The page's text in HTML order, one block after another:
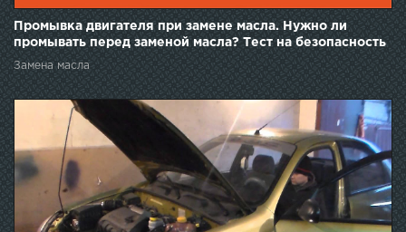
Промывка двигателя при замене масла. Нужно ли
промывать перед заменой масла? Тест на безопасность
Замена масла